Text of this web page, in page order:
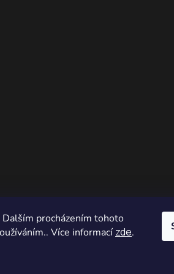
procházením tohoto
Více informací zde.